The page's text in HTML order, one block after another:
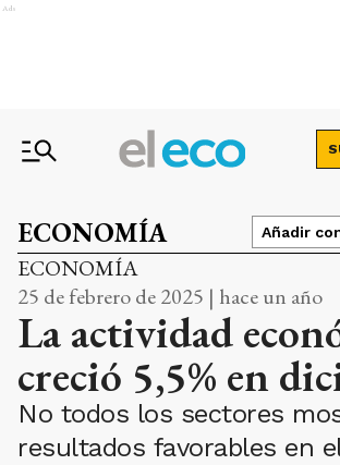
Ads
ECONOMÍA Añadir
ECONOMÍA
25 de febrero de 2025 | hace un año
La actividad
creció 5,5% en
No todos los sectores
resultados favorables en